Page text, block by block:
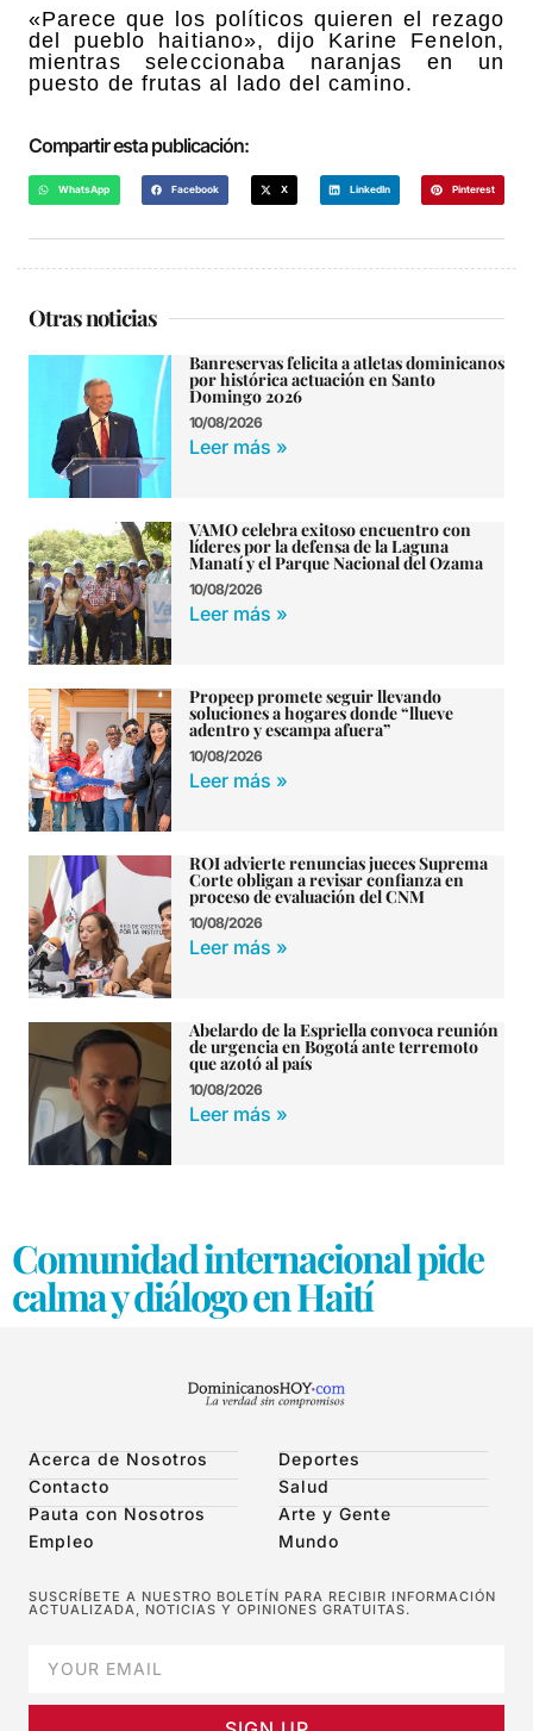
«Parece que los políticos quieren el rezago
del pueblo haitiano», dijo Karine Fenelon,
mientras seleccionaba naranjas en un
puesto de frutas al lado del camino.
Compartir esta publicación:
WhatsApp Facebook X LinkedIn Pinterest
Otras noticias
Banreservas felicita a atletas dominicanos
por histórica actuación en Santo
Domingo 2026
10/08/2026
Leer más »
VAMO celebra exitoso encuentro con
líderes por la defensa de la Laguna
Manatí y el Parque Nacional del Ozama
10/08/2026
Leer más »
Propeep promete seguir llevando
soluciones a hogares donde “llueve
adentro y escampa afuera”
10/08/2026
Leer más »
ROI advierte renuncias jueces Suprema
Corte obligan a revisar confianza en
proceso de evaluación del CNM
10/08/2026
Leer más »
Abelardo de la Espriella convoca reunión
de urgencia en Bogotá ante terremoto
que azotó al país
10/08/2026
Leer más »
Comunidad internacional pide
calma y diálogo en Haití
Acerca de Nosotros
Contacto
Pauta con Nosotros
Empleo
Deportes
Salud
Arte y Gente
Mundo
SUSCRÍBETE A NUESTRO BOLETÍN PARA RECIBIR INFORMACIÓN
ACTUALIZADA, NOTICIAS Y OPINIONES GRATUITAS.